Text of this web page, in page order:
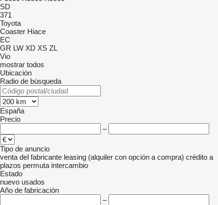
SD
371
Toyota
Coaster Hiace
EC
GR LW XD XS ZL
Vio
mostrar todos
Ubicación
Radio de búsqueda
España
Precio
–
Tipo de anuncio
venta del fabricante leasing (alquiler con opción a compra) crédito a
plazos permuta intercambio
Estado
nuevo usados
Año de fabricación
–